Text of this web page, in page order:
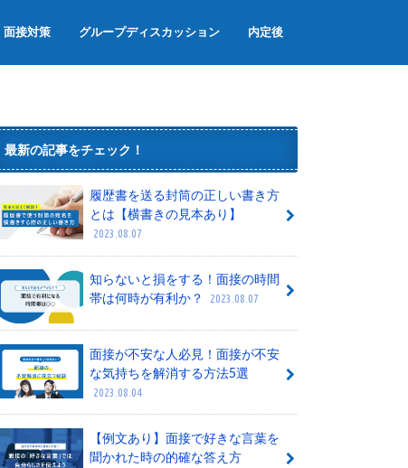
面接対策
面接のマナー
面接でよく聞かれる質問
グループディスカッション
グループワーク
内定後
内定辞退
内定者懇親会
内定式
最新の記事をチェック！
履歴書を送る封筒の正しい書き方
とは【横書きの見本あり】
2023.08.07
知らないと損をする！面接の時間
帯は何時が有利か？
2023.08.07
面接が不安な人必見！面接が不安
な気持ちを解消する方法5選
2023.08.04
【例文あり】面接で好きな言葉を
聞かれた時の的確な答え方